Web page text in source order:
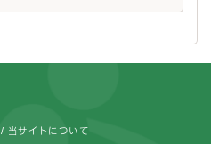
当サイトについて